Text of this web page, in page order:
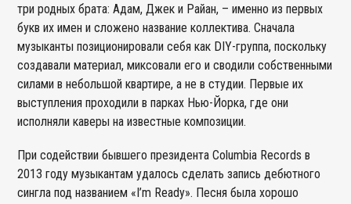
три родных брата: Адам, Джек и Райан, – именно из первых
букв их имен и сложено название коллектива. Сначала
музыканты позиционировали себя как DIY-группа, поскольку
создавали материал, миксовали его и сводили собственными
силами в небольшой квартире, а не в студии. Первые их
выступления проходили в парках Нью-Йорка, где они
исполняли каверы на известные композиции.
При содействии бывшего президента Columbia Records в
2013 году музыкантам удалось сделать запись дебютного
сингла под названием «I’m Ready». Песня была хорошо